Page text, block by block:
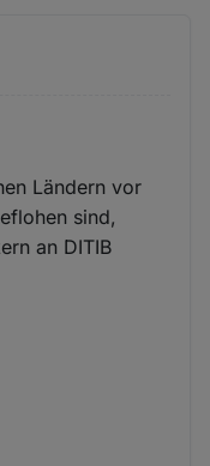
Ländern vor
sind,
an DITIB